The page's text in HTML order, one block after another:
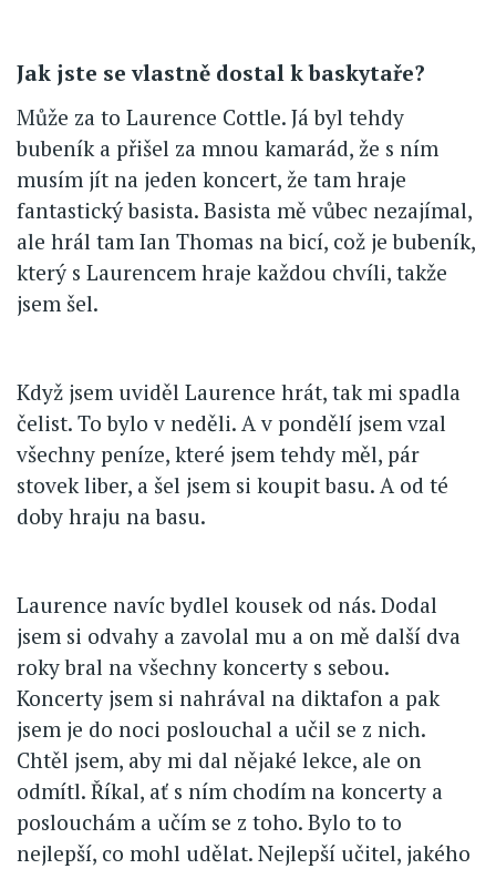
Jak jste se vlastně dostal k baskytaře?
Může za to Laurence Cottle. Já byl tehdy
bubeník a přišel za mnou kamarád, že s ním
musím jít na jeden koncert, že tam hraje
fantastický basista. Basista mě vůbec nezajímal,
ale hrál tam Ian Thomas na bicí, což je bubeník,
který s Laurencem hraje každou chvíli, takže
jsem šel.
Když jsem uviděl Laurence hrát, tak mi spadla
čelist. To bylo v neděli. A v pondělí jsem vzal
všechny peníze, které jsem tehdy měl, pár
stovek liber, a šel jsem si koupit basu. A od té
doby hraju na basu.
Laurence navíc bydlel kousek od nás. Dodal
jsem si odvahy a zavolal mu a on mě další dva
roky bral na všechny koncerty s sebou.
Koncerty jsem si nahrával na diktafon a pak
jsem je do noci poslouchal a učil se z nich.
Chtěl jsem, aby mi dal nějaké lekce, ale on
odmítl. Říkal, ať s ním chodím na koncerty a
poslouchám a učím se z toho. Bylo to to
nejlepší, co mohl udělat. Nejlepší učitel, jakého